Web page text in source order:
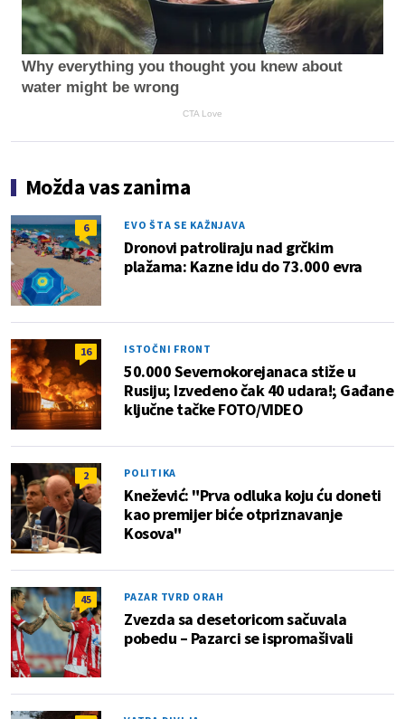
Why everything you thought you knew about
water might be wrong
CTA Love
Možda vas zanima
6 EVO ŠTA SE KAŽNJAVA
Dronovi patroliraju nad grčkim
plažama: Kazne idu do 73.000 evra
16 ISTOČNI FRONT
50.000 Severnokorejanaca stiže u
Rusiju; Izvedeno čak 40 udara!; Gađane
ključne tačke FOTO/VIDEO
2 POLITIKA
Knežević: "Prva odluka koju ću doneti
kao premijer biće otpriznavanje
Kosova"
45 PAZAR TVRD ORAH
Zvezda sa desetoricom sačuvala
pobedu – Pazarci se ispromašivali